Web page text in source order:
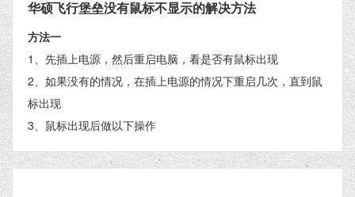
华硕飞行堡垒没有鼠标不显示的解决方法
方法一
1、先插上电源，然后重启电脑，看是否有鼠标出现
2、如果没有的情况，在插上电源的情况下重启几次，直到鼠
标出现
3、鼠标出现后做以下操作